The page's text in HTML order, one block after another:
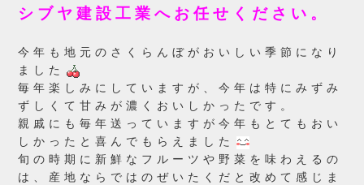
シブヤ建設工業へお任せください。
今年も地元のさくらんぼがおいしい季節になり
ました
毎年楽しみにしていますが、今年は特にみずみ
ずしくて甘みが濃くおいしかったです。
親戚にも毎年送っていますが今年もとてもおい
しかったと喜んでもらえました
旬の時期に新鮮なフルーツや野菜を味わえるの
は、産地ならではのぜいたくだと改めて感じま